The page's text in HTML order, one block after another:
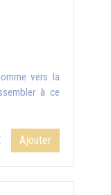
vers la
à ce
Ajouter